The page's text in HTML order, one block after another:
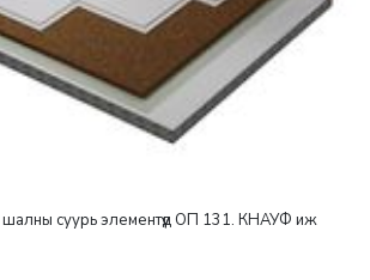
суурь элементүүд ОП 131. КНАУФ иж